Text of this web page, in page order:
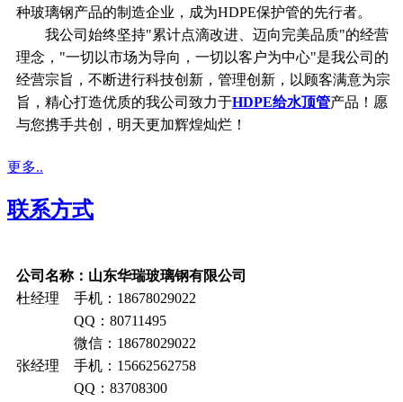
种玻璃钢产品的制造企业，成为HDPE保护管的先行者。
我公司始终坚持"累计点滴改进、迈向完美品质"的经营
理念，"一切以市场为导向，一切以客户为中心"是我公司的
经营宗旨，不断进行科技创新，管理创新，以顾客满意为宗
旨，精心打造优质的我公司致力于HDPE给水顶管产品！愿
与您携手共创，明天更加辉煌灿烂！
更多..
联系方式
公司名称：山东华瑞玻璃钢有限公司
杜经理 手机：18678029022
QQ：80711495
微信：18678029022
张经理 手机：15662562758
QQ：83708300